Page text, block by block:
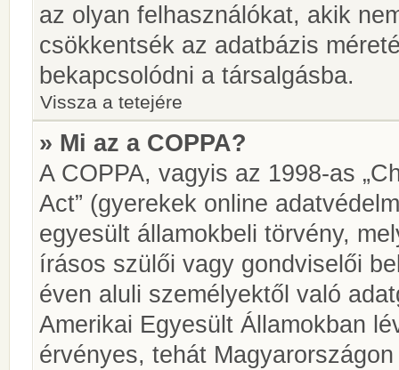
az olyan felhasználókat, akik
csökkentsék az adatbázis
bekapcsolódni a társalgásba.
Vissza a tetejére
» Mi az a COPPA?
A COPPA, vagyis az 1998-as
Act” (gyerekek online
egyesült államokbeli törvény,
írásos szülői vagy gondviselői
éven aluli személyektől való
Amerikai Egyesült Államokban
érvényes, tehát